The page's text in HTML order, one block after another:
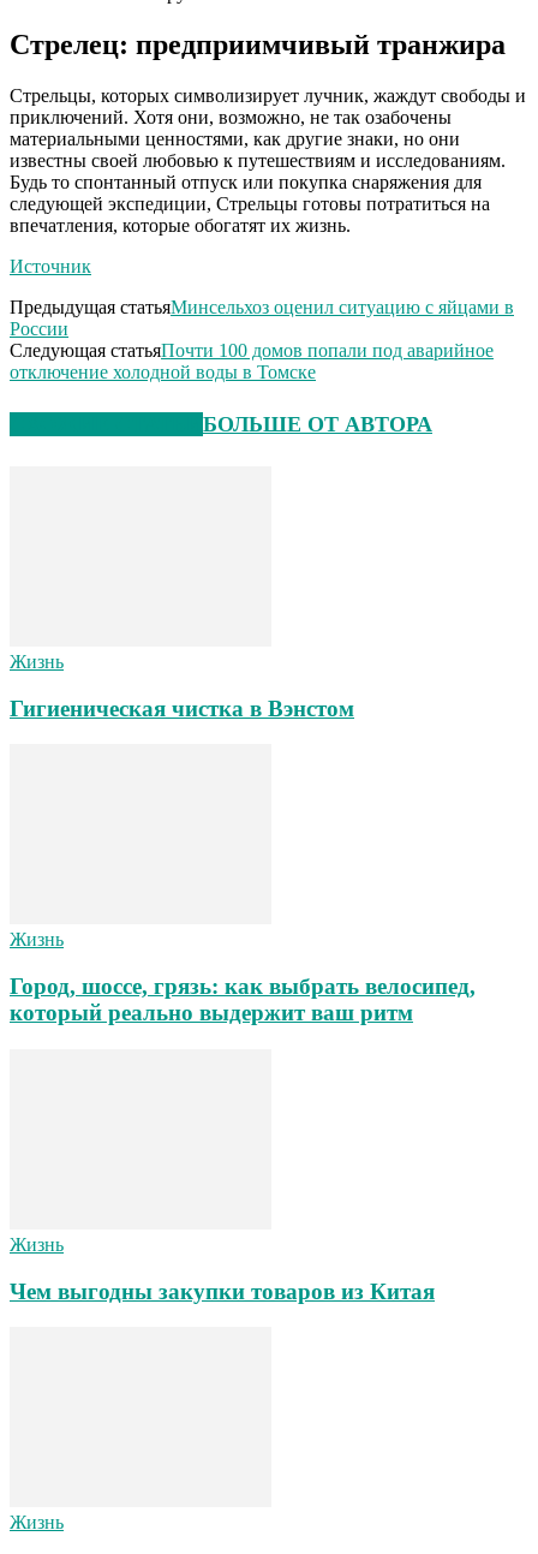
Стрелец: предприимчивый транжира
Стрельцы, которых символизирует лучник, жаждут свободы и
приключений. Хотя они, возможно, не так озабочены
материальными ценностями, как другие знаки, но они
известны своей любовью к путешествиям и исследованиям.
Будь то спонтанный отпуск или покупка снаряжения для
следующей экспедиции, Стрельцы готовы потратиться на
впечатления, которые обогатят их жизнь.
Источник
Предыдущая статьяМинсельхоз оценил ситуацию с яйцами в
России
Следующая статьяПочти 100 домов попали под аварийное
отключение холодной воды в Томске
БОЛЬШЕ ОТ АВТОРА
Жизнь
Гигиеническая чистка в Вэнстом
Жизнь
Город, шоссе, грязь: как выбрать велосипед,
который реально выдержит ваш ритм
Жизнь
Чем выгодны закупки товаров из Китая
Жизнь